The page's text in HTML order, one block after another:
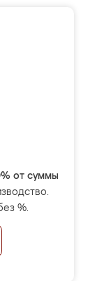
от суммы
%.